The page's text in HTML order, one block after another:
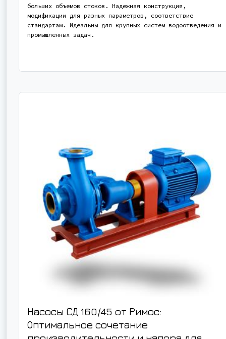
больших объемов стоков. Надежная конструкция,
модификации для разных параметров, соответствие
стандартам. Идеальны для крупных систем водоотведения и
промышленных задач.
Насосы СД 160/45 от Римос:
Оптимальное сочетание